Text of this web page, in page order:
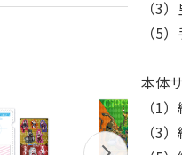
（3
（5
本体
（1
（3